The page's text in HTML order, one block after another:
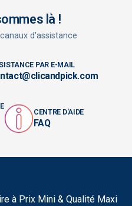
là !
d'assistance
PAR E-MAIL
CENTRE D'AIDE
FAQ
à Prix Mini & Qualité Maxi